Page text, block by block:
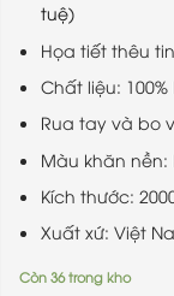
tuệ)
Họa tiết thêu
Chất liệu: 100%
Rua tay và bo
Màu khăn nền:
Kích thước:
Xuất xứ: Việt
Còn 36 trong kho